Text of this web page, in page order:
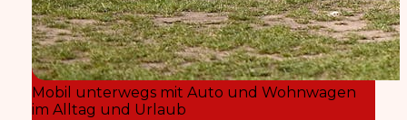
Mobil unterwegs mit Auto und Wohnwagen
im Alltag und Urlaub